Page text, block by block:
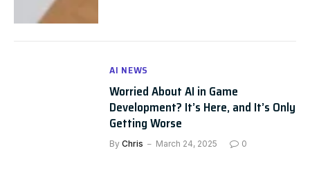
AI NEWS
Worried About AI in Game
Development? It’s Here, and It’s Only
Getting Worse
By Chris March 24, 2025 0